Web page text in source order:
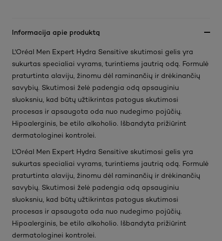
Informacija apie produktą
L'Oréal Men Expert Hydra Sensitive skutimosi gelis yra
sukurtas specialiai vyrams, turintiems jautrią odą. Formulė
praturtinta alaviju, žinomu dėl raminančių ir drėkinančių
savybių. Skutimosi želė padengia odą apsauginiu
sluoksniu, kad būtų užtikrintas patogus skutimosi
procesas ir apsaugota oda nuo nudegimo pojūčių.
Hipoalerginis, be etilo alkoholio. Išbandyta prižiūrint
dermatologinei kontrolei.
L'Oréal Men Expert Hydra Sensitive skutimosi gelis yra
sukurtas specialiai vyrams, turintiems jautrią odą. Formulė
praturtinta alaviju, žinomu dėl raminančių ir drėkinančių
savybių. Skutimosi želė padengia odą apsauginiu
sluoksniu, kad būtų užtikrintas patogus skutimosi
procesas ir apsaugota oda nuo nudegimo pojūčių.
Hipoalerginis, be etilo alkoholio. Išbandyta prižiūrint
dermatologinei kontrolei.